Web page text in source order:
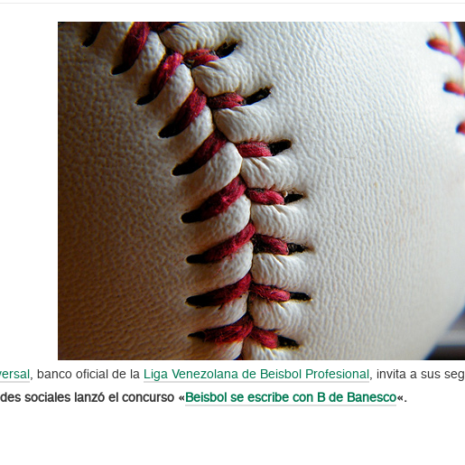
, banco oficial de la Liga Venezolana de Beisbol Profesional , invita a sus
sociales lanzó el concurso « Beisbol se escribe con B de Banesco«.